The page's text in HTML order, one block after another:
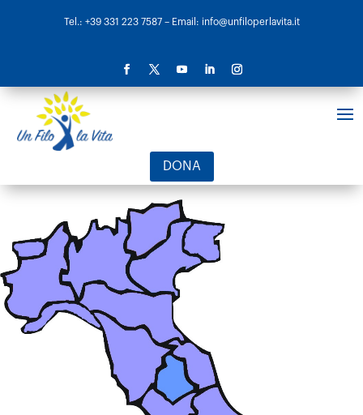
Tel.: +39 331 223 7587– Email: info@unfiloperlavita.it
DONA